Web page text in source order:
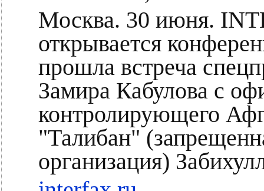
Москва. 30 июня.
открывается
прошла встреча
Замира Кабулова с
контролирующего
"Талибан"
организация)